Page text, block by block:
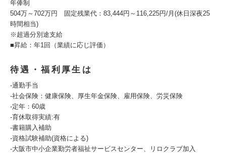
年俸制
504万～702万円 固定残業代：83,444円～116,225円/月(休日深夜25
時間相当)
※超過分別途支給
■昇給：年1回（業績に応じ評価）
待遇・福利厚生は
-通勤手当
-社会保険：健康保険、厚生年金保険、雇用保険、労災保険
-定年：60歳
-育休取得実績:有
-書籍購入補助
-資格試験補助(資格による)
-大阪市中小企業勤労者福祉サービスセンター、リロクラブ加入